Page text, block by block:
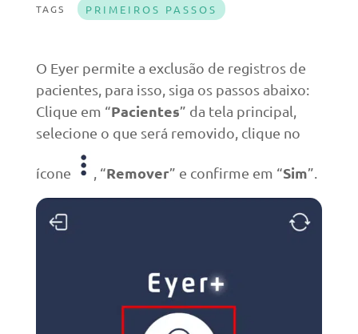
TAGS PRIMEIROS PASSOS
O Eyer permite a exclusão de registros de
pacientes, para isso, siga os passos abaixo:
Clique em “Pacientes” da tela principal,
selecione o que será removido, clique no
ícone , “Remover” e confirme em “Sim”.